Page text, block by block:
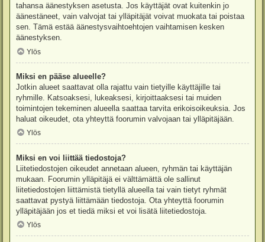
tahansa äänestyksen asetusta. Jos käyttäjät ovat kuitenkin jo
äänestäneet, vain valvojat tai ylläpitäjät voivat muokata tai poistaa
sen. Tämä estää äänestysvaihtoehtojen vaihtamisen kesken
äänestyksen.
Ylös
Miksi en pääse alueelle?
Jotkin alueet saattavat olla rajattu vain tietyille käyttäjille tai
ryhmille. Katsoaksesi, lukeaksesi, kirjoittaaksesi tai muiden
toimintojen tekeminen alueella saattaa tarvita erikoisoikeuksia. Jos
haluat oikeudet, ota yhteyttä foorumin valvojaan tai ylläpitäjään.
Ylös
Miksi en voi liittää tiedostoja?
Liitetiedostojen oikeudet annetaan alueen, ryhmän tai käyttäjän
mukaan. Foorumin ylläpitäjä ei välttämättä ole sallinut
liitetiedostojen liittämistä tietyllä alueella tai vain tietyt ryhmät
saattavat pystyä liittämään tiedostoja. Ota yhteyttä foorumin
ylläpitäjään jos et tiedä miksi et voi lisätä liitetiedostoja.
Ylös